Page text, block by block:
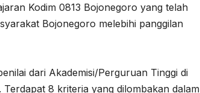
Kodim 0813 Bojonegoro yang telah
Bojonegoro melebihi panggilan
dari Akademisi/Perguruan Tinggi di
8 kriteria yang dilombakan dalam